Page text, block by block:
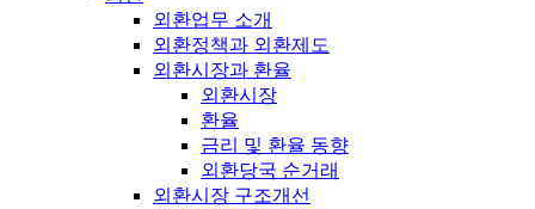
외환업무 소개
외환정책과 외환제도
외환시장과 환율
외환시장
환율
금리 및 환율 동향
외환당국 순거래
외환시장 구조개선